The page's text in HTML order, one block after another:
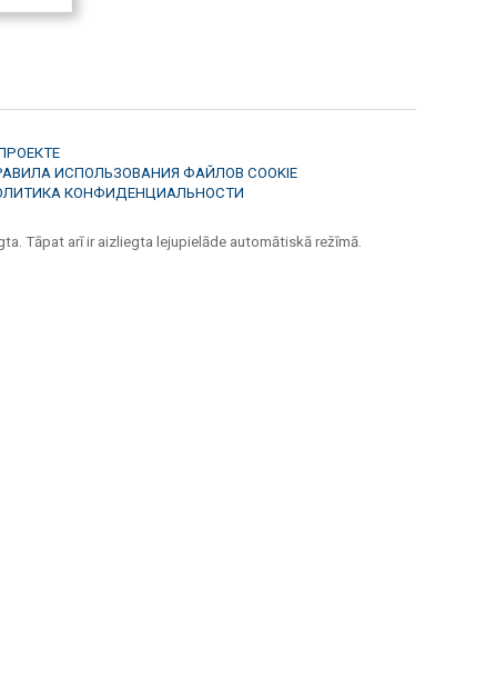
ИСПОЛЬЗОВАНИЯ ФАЙЛОВ COOKIE
КОНФИДЕНЦИАЛЬНОСТИ
Tāpat arī ir aizliegta lejupielāde automātiskā režīmā.